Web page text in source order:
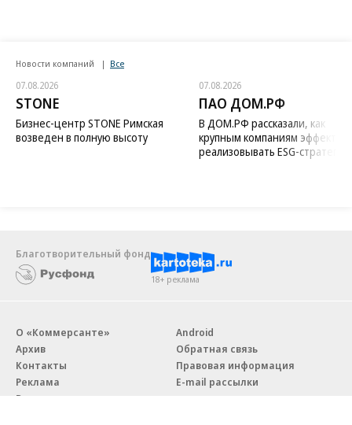
Новости компаний Все
07.08.2026
STONE
Бизнес-центр STONE Римская
возведен в полную высоту
07.08.2026
ПАО ДОМ.РФ
В ДОМ.РФ рассказали, как
крупным компаниям
реализовывать ESG-стратегию
Благотворительный фонд
18+ реклама
О «Коммерсанте»
Архив
Контакты
Реклама
Вакансии
Android
Обратная связь
Правовая информация
E-mail рассылки